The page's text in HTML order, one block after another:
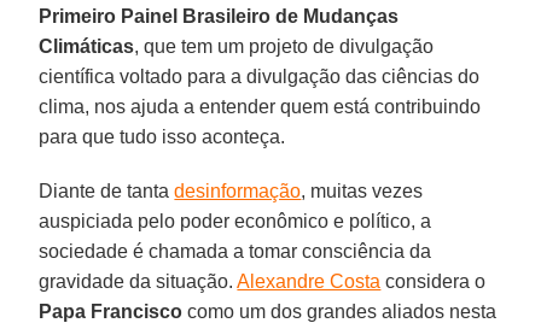
Primeiro Painel Brasileiro de Mudanças
Climáticas, que tem um projeto de divulgação
científica voltado para a divulgação das ciências do
clima, nos ajuda a entender quem está contribuindo
para que tudo isso aconteça.
Diante de tantadesinformação, muitas vezes
auspiciada pelo poder econômico e político, a
sociedade é chamada a tomar consciência da
gravidade da situação.Alexandre Costa considera o
Papa Francisco como um dos grandes aliados nesta